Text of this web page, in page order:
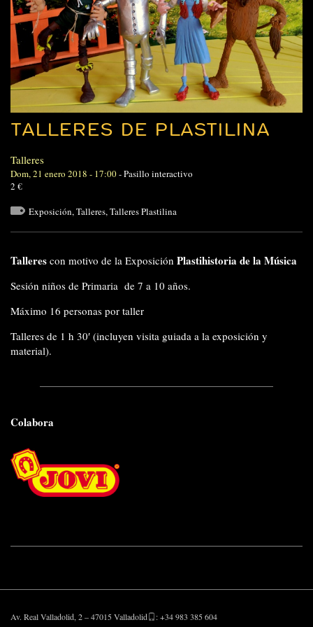
TALLERES DE PLASTILINA
Talleres
Dom, 21 enero 2018 - 17:00-Pasillo interactivo
2 €
Exposición,Talleres,Talleres Plastilina
Talleres con motivo de la Exposición Plastihistoria de la Música
Sesión niños de Primaria de 7 a 10 años.
Máximo 16 personas por taller
Talleres de 1 h 30′ (incluyen visita guiada a la exposición y
material).
Colabora
Av. Real Valladolid, 2 – 47015 Valladolid : +34 983 385 604